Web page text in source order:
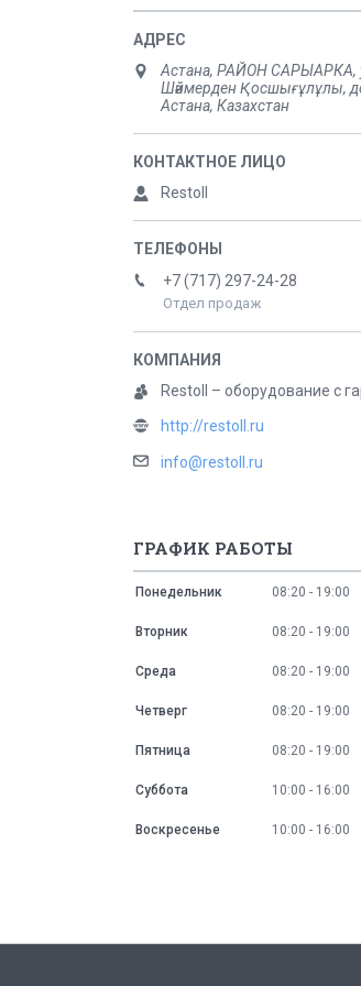
Астана, РАЙОН САРЫАРКА,
Шәймерден Қосшығұлұлы,
Астана, Казахстан
Restoll
+7 (717) 297-24-28
Отдел продаж
Restoll – оборудование с
http://restoll.ru
info@restoll.ru
ГРАФИК РАБОТЫ
Понедельник 08:20 19:00
Вторник 08:20 19:00
Среда 08:20 19:00
Четверг 08:20 19:00
Пятница 08:20 19:00
Суббота 10:00 16:00
Воскресенье 10:00 16:00